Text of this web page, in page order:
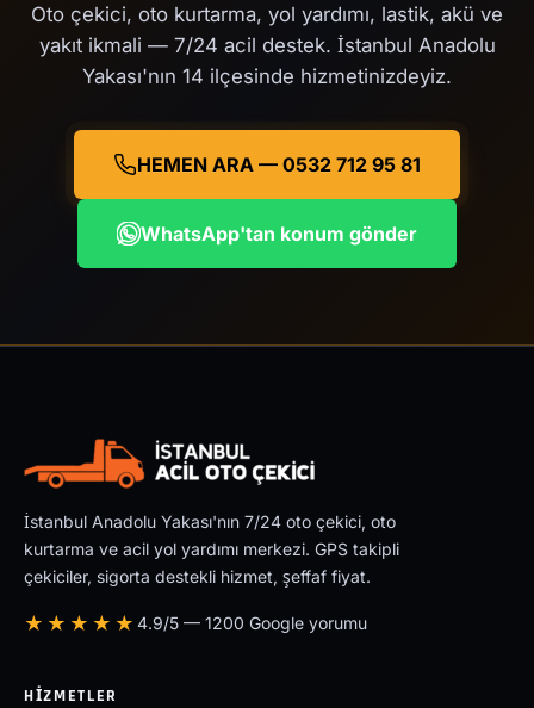
Oto çekici, oto kurtarma, yol yardımı, lastik, akü ve
yakıt ikmali — 7/24 acil destek. İstanbul Anadolu
Yakası'nın 14 ilçesinde hizmetinizdeyiz.
HEMEN ARA — 0532 712 95 81
WhatsApp'tan konum gönder
İstanbul Anadolu Yakası'nın 7/24 oto çekici, oto
kurtarma ve acil yol yardımı merkezi. GPS takipli
çekiciler, sigorta destekli hizmet, şeffaf fiyat.
★★★★★ 4.9/5 — 1200 Google yorumu
HIZMETLER